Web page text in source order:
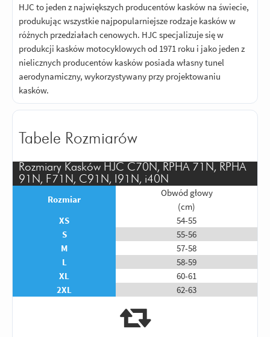
HJC to jeden z największych producentów kasków na świecie,
produkując wszystkie najpopularniejsze rodzaje kasków w
różnych przedziałach cenowych. HJC specjalizuje się w
produkcji kasków motocyklowych od 1971 roku i jako jeden z
nielicznych producentów kasków posiada własny tunel
aerodynamiczny, wykorzystywany przy projektowaniu
kasków.
Tabele Rozmiarów
Rozmiary Kasków HJC C70N, RPHA 71N, RPHA
91N, F71N, C91N, I91N, i40N
Rozmiar
Obwód głowy
(cm)
XS
54-55
S
55-56
M
57-58
L
58-59
XL
60-61
2XL
62-63